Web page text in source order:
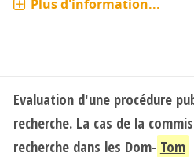
Plus d'information...
Evaluation d'une procédure
recherche. La cas de la
recherche dans les Dom- Tom